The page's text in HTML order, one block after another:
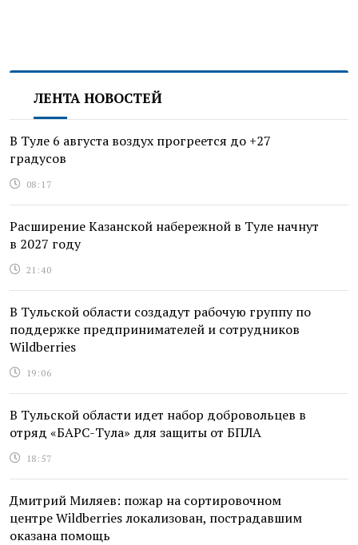
ЛЕНТА НОВОСТЕЙ
В Туле 6 августа воздух прогреется до +27
градусов
08:17
Расширение Казанской набережной в Туле начнут
в 2027 году
21:40
В Тульской области создадут рабочую группу по
поддержке предпринимателей и сотрудников
Wildberries
19:06
В Тульской области идет набор добровольцев в
отряд «БАРС-Тула» для защиты от БПЛА
18:57
Дмитрий Миляев: пожар на сортировочном
центре Wildberries локализован, пострадавшим
оказана помощь